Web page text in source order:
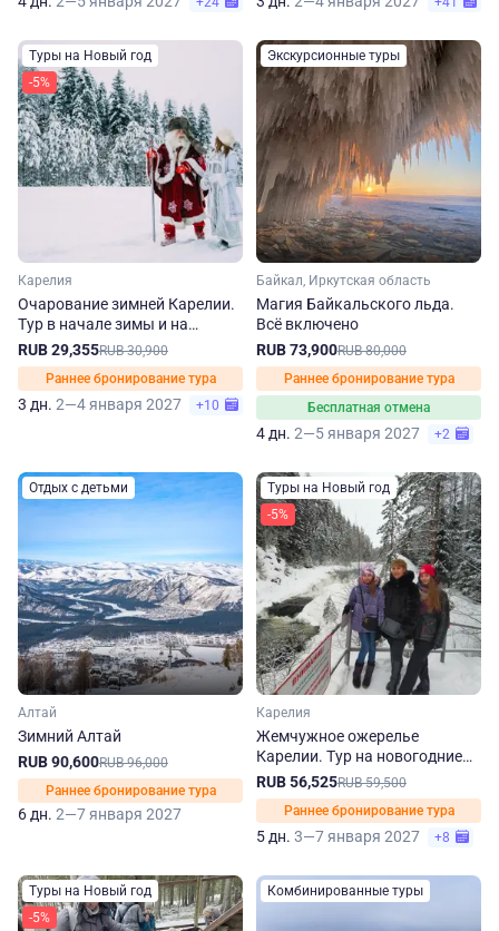
Туры на Новый год
-5%
Карелия
Очарование зимней Карелии.
Тур в начале зимы и на
новогодние праздники
RUB 29,355RUB 30,900
Раннее бронирование тура
3 дн. 2—4 января 2027 +10
Экскурсионные туры
Байкал, Иркутская область
Магия Байкальского льда.
Всё включено
RUB 73,900RUB 80,000
Раннее бронирование тура
Бесплатная отмена
4 дн. 2—5 января 2027 +2
Отдых с детьми
Алтай
Зимний Алтай
RUB 90,600RUB 96,000
Раннее бронирование тура
6 дн. 2—7 января 2027
Туры на Новый год
-5%
Карелия
Жемчужное ожерелье
Карелии. Тур на новогодние
праздники
RUB 56,525RUB 59,500
Раннее бронирование тура
5 дн. 3—7 января 2027 +8
Туры на Новый год
-5%
Комбинированные туры